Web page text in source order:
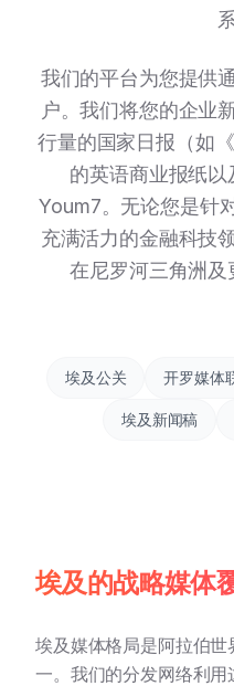
我们的平台为您提供
户。我们将您的企业
行量的国家日报（如
的英语商业报纸
Youm7。无论您是针
充满活力的金融科技
在尼罗河三角洲及
埃及公关 开罗媒体
埃及新闻稿
埃及的战略媒体
埃及媒体格局是阿拉伯
一。我们的分发网络利